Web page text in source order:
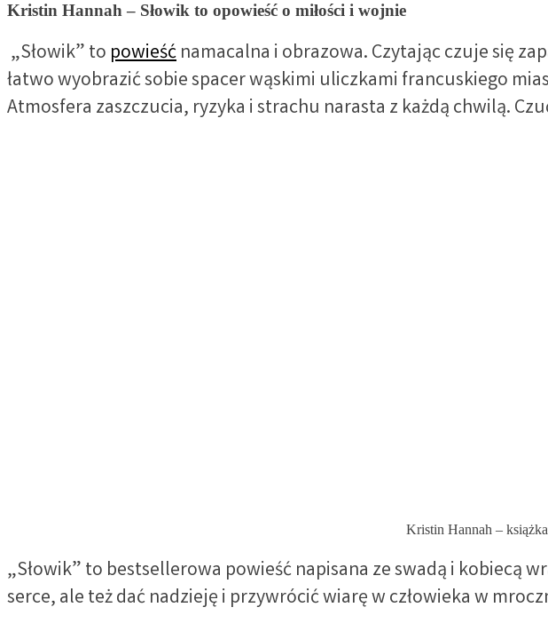
Kristin Hannah – Słowik to opowieść o miłości i wojnie
„Słowik” to powieśćnamacalna i obrazowa. Czytając czuje się
łatwo wyobrazić sobie spacer wąskimi uliczkami francuskiego
Atmosfera zaszczucia, ryzyka i strachu narasta z każdą chwilą.
Kristin Hannah –
„Słowik” to bestsellerowa powieść napisana ze swadą i kobiecą
serce, ale też dać nadzieję i przywrócić wiarę w człowieka w